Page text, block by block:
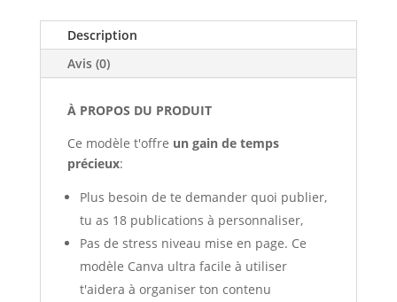
Description
Avis (0)
À PROPOS DU PRODUIT
Ce modèle t'offre un gain de temps
précieux:
Plus besoin de te demander quoi publier,
tu as 18 publications à personnaliser,
Pas de stress niveau mise en page. Ce
modèle Canva ultra facile à utiliser
t'aidera à organiser ton contenu